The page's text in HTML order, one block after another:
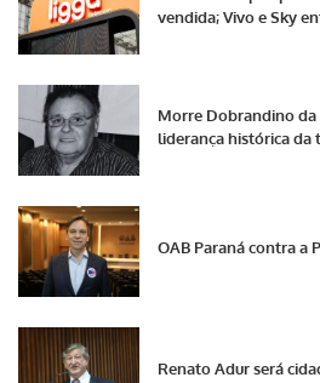
vendida; Vivo e Sky
Morre Dobrandino da
liderança histórica
OAB Paraná contra a
Renato Adur será